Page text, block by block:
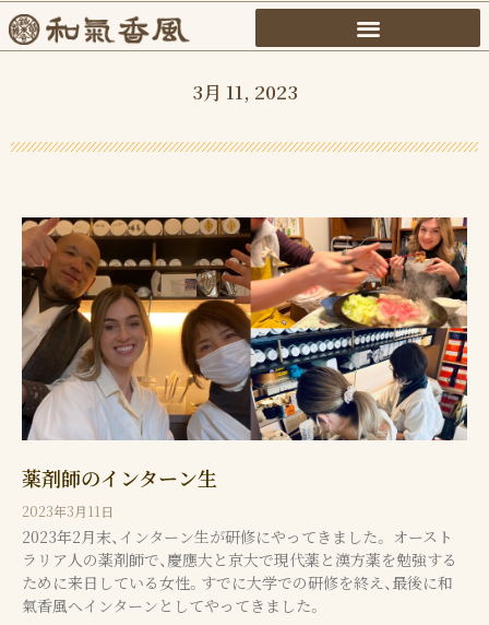
内
容
ッ
3月 11, 2023
薬剤師のインターン生
2023年3月11日
2023年2月末、インターン生が研修にやってきました。 オースト
ラリア人の薬剤師で、慶應大と京大で現代薬と漢方薬を勉強する
ために来日している女性。すでに大学での研修を終え、最後に和
氣香風へインターンとしてやってきました。